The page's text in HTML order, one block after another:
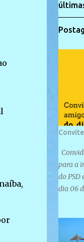
para a
do
dia 06